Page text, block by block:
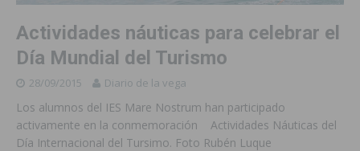
Actividades náuticas para celebrar el
Día Mundial del Turismo
28/09/2015 Diario de la vega
Los alumnos del IES Mare Nostrum han participado
activamente en la conmemoración Actividades Náuticas del
Día Internacional del Tursimo. Foto Rubén Luque